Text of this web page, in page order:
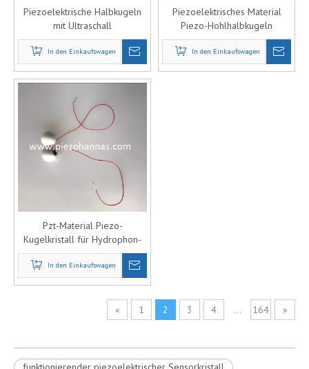
Piezoelektrische Halbkugeln
mit Ultraschall
Piezoelektrizitätskristalle für
Sonar
In den Einkaufswagen
Piezoelektrisches Material
Piezo-Hohlhalbkugeln
Fokusschalen für Unterwasser-
Hydrophon
In den Einkaufswagen
Pzt-Material Piezo-
Kugelkristall für Hydrophon-
Instrument
In den Einkaufswagen
« 1 2 3 4 ... 164 »